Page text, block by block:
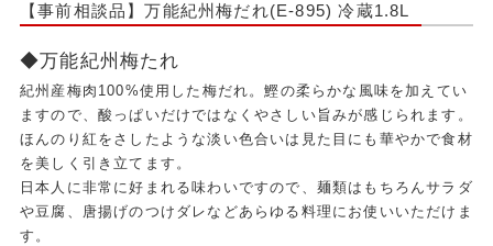
【事前相談品】万能紀州梅だれ(E-895) 冷蔵1.8L
◆万能紀州梅たれ
紀州産梅肉100%使用した梅だれ。鰹の柔らかな風味を加えてい
ますので、酸っぱいだけではなくやさしい旨みが感じられます。
ほんのり紅をさしたような淡い色合いは見た目にも華やかで食材
を美しく引き立てます。
日本人に非常に好まれる味わいですので、麺類はもちろんサラダ
や豆腐、唐揚げのつけダレなどあらゆる料理にお使いいただけま
す。